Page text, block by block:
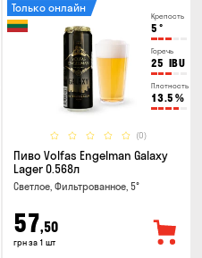
Крепость
5 °
Горечь
25 IBU
Плотность
13.5 %
(0)
Только онлайн
Пиво Volfas Engelman Galaxy
Lager 0.568л
Светлое, Фильтрованное, 5°
57,50
грн за 1 шт